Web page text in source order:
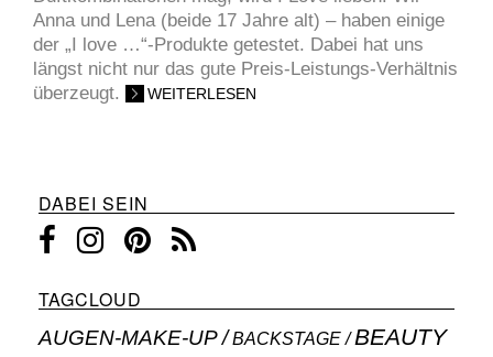
Anna und Lena (beide 17 Jahre alt) – haben einige
der „I love …“-Produkte getestet. Dabei hat uns
längst nicht nur das gute Preis-Leistungs-Verhältnis
überzeugt.
WEITERLESEN
DABEI SEIN
TAGCLOUD
AUGEN-MAKE-UP BACKSTAGE BEAUTY